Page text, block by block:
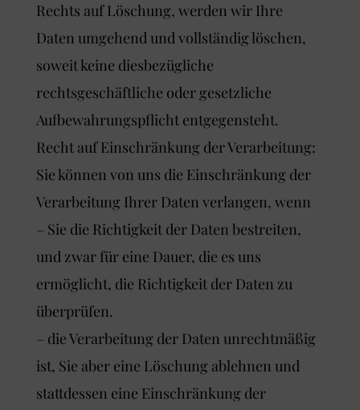
Rechts auf Löschung, werden wir Ihre
Daten umgehend und vollständig löschen,
soweit keine diesbezügliche
rechtsgeschäftliche oder gesetzliche
Aufbewahrungspflicht entgegensteht.
Recht auf Einschränkung der Verarbeitung:
Sie können von uns die Einschränkung der
Verarbeitung Ihrer Daten verlangen, wenn
– Sie die Richtigkeit der Daten bestreiten,
und zwar für eine Dauer, die es uns
ermöglicht, die Richtigkeit der Daten zu
überprüfen.
– die Verarbeitung der Daten unrechtmäßig
ist, Sie aber eine Löschung ablehnen und
stattdessen eine Einschränkung der